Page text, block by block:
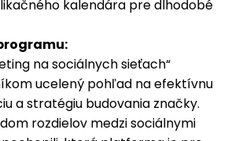
kalendára pre dlhodobé
na sociálnych sieťach“
ucelený pohľad na efektívnu
a stratégiu budovania značky.
rozdielov medzi sociálnymi